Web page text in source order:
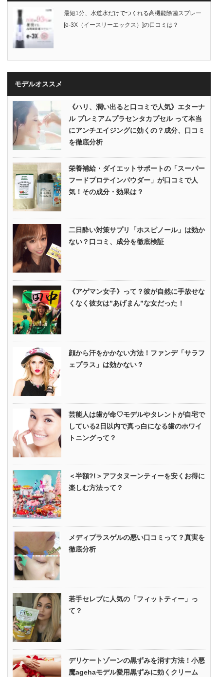
最短1分、水道水だけでつくれる高機能除菌スプレー
[e-3X（イースリーエックス）]の口コミは？
モデルオススメ
《ハリ、潤い出ると口コミで人気》エターナ
ル プレミアムプラセンタカプセル って本当
にアンチエイジングに効くの？成分、口コミ
を徹底分析
栄養補給・ダイエットサポートの「スーパー
フードプロテインパウダー」が口コミで人
気！その成分・効果は？
二日酔い対策サプリ「ホスピノール」は効か
ない？口コミ、成分を徹底検証
《アゲマン女子》って？彼が自然に手放せな
くなく彼女は”あげまん”な女だった！
顔から汗をかかない方法！ファンデ「サラフ
ェプラス」は効かない？
芸能人は歯が命♡モデルやタレントが自宅で
している2日以内で真っ白になる歯のホワイ
トニングって？
＜半額?!＞アフタヌーンティーを安くお得に
楽しむ方法って？
メディプラスゲルの悪い口コミって？真実を
徹底分析
若手セレブに人気の「フィットティー」っ
て？
デリケートゾーンの黒ずみを消す方法！小悪
魔agehaモデル愛用黒ずみに効くクリーム